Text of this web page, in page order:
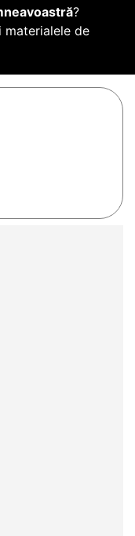
?
materialele de